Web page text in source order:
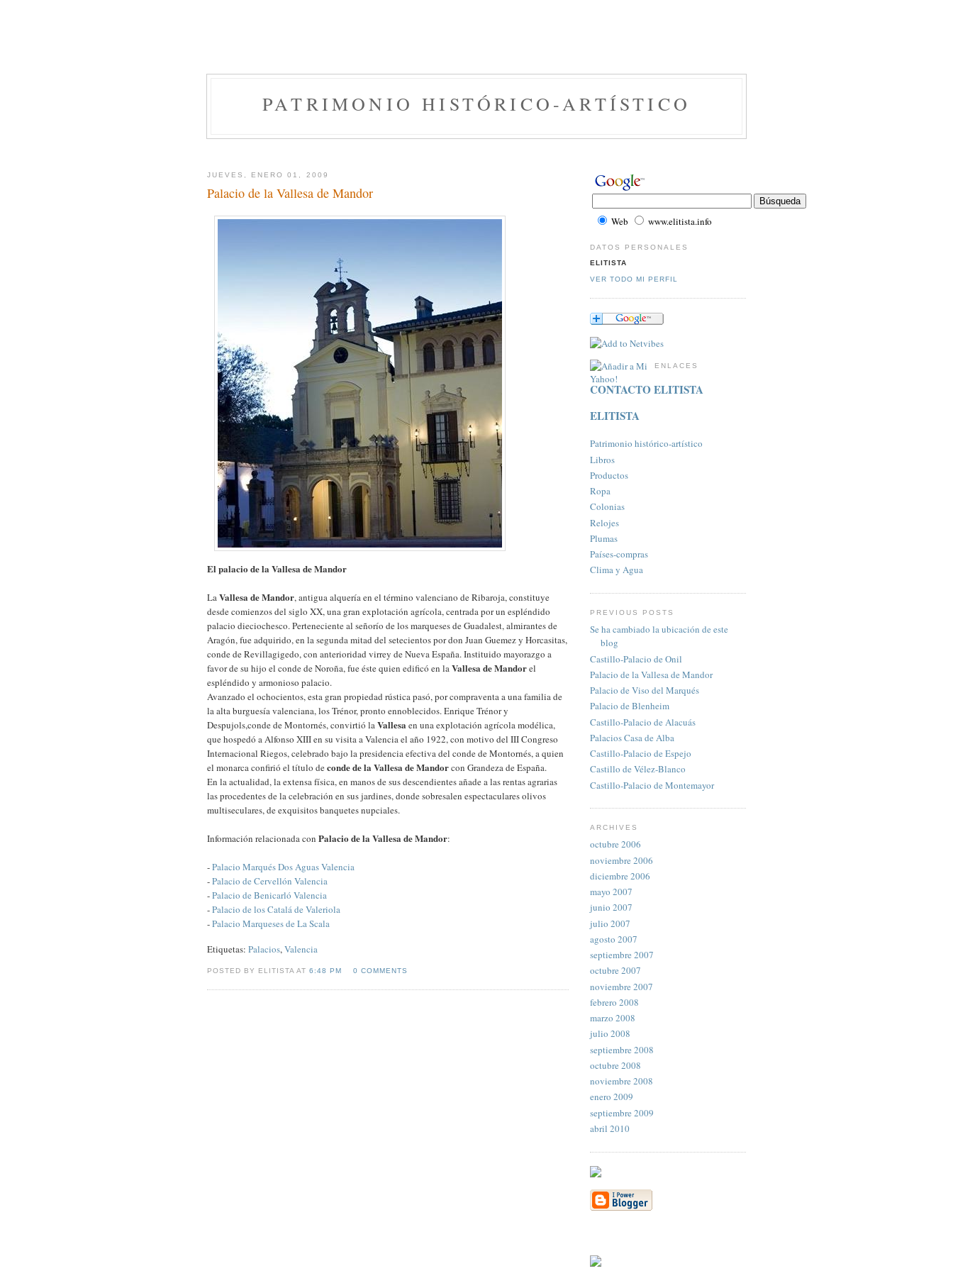
PATRIMONIO HISTÓRICO-ARTÍSTICO
JUEVES, ENERO 01, 2009
Palacio de la Vallesa de Mandor
El palacio de la Vallesa de Mandor
LaVallesa de Mandor, antigua alquería en el término valenciano de Ribaroja, constituye
desde comienzos del siglo XX, una gran explotación agrícola, centrada por un espléndido
palacio dieciochesco. Perteneciente al señorío de los marqueses de Guadalest, almirantes de
Aragón, fue adquirido, en la segunda mitad del setecientos por don Juan Guemez y Horcasitas,
conde de Revillagigedo, con anterioridad virrey de Nueva España. Instituido mayorazgo a
favor de su hijo el conde de Noroña, fue éste quien edificó en laVallesa de Mandorel
espléndido y armonioso palacio.
Avanzado el ochocientos, esta gran propiedad rústica pasó, por compraventa a una familia de
la alta burguesía valenciana, los Trénor, pronto ennoblecidos. Enrique Trénor y
Despujols,conde de Montornés, convirtió laVallesa en una explotación agrícola modélica,
que hospedó a Alfonso XIII en su visita a Valencia el año 1922, con motivo del III Congreso
Internacional Riegos, celebrado bajo la presidencia efectiva del conde de Montornés, a quien
el monarca confirió el título deconde de la Vallesa de Mandorcon Grandeza de España.
En la actualidad, la extensa física, en manos de sus descendientes añade a las rentas agrarias
las procedentes de la celebración en sus jardines, donde sobresalen espectaculares olivos
multiseculares, de exquisitos banquetes nupciales.
Información relacionada con Palacio de la Vallesa de Mandor:
-Palacio Marqués Dos Aguas Valencia
-Palacio de Cervellón Valencia
-Palacio de Benicarló Valencia
-Palacio de los Catalá de Valeriola
-Palacio Marqueses de La Scala
Etiquetas: Palacios,Valencia
POSTED BY ELITISTA AT6:48 PM 0 COMMENTS
Web www.elitista.info
DATOS PERSONALES
ELITISTA
VER TODO MI PERFIL
ENLACES
CONTACTO ELITISTA
ELITISTA
Patrimonio histórico-artí­stico
Libros
Productos
Ropa
Colonias
Relojes
Plumas
Paí­ses-compras
Clima y Agua
PREVIOUS POSTS
Se ha cambiado la ubicación de este
blog
Castillo-Palacio de Onil
Palacio de la Vallesa de Mandor
Palacio de Viso del Marqués
Palacio de Blenheim
Castillo-Palacio de Alacuás
Palacios Casa de Alba
Castillo-Palacio de Espejo
Castillo de Vélez-Blanco
Castillo-Palacio de Montemayor
ARCHIVES
octubre 2006
noviembre 2006
diciembre 2006
mayo 2007
junio 2007
julio 2007
agosto 2007
septiembre 2007
octubre 2007
noviembre 2007
febrero 2008
marzo 2008
julio 2008
septiembre 2008
octubre 2008
noviembre 2008
enero 2009
septiembre 2009
abril 2010